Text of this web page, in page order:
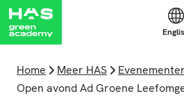
Home Meer HAS
Open avond Ad Groene